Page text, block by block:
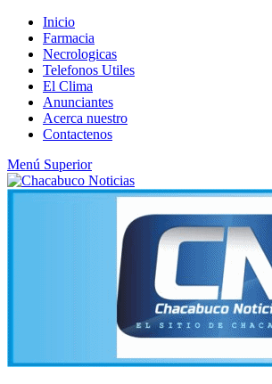
Saltar
contenido
Inicio
Farmacia
Necrologicas
Telefonos Utiles
El Clima
Anunciantes
Acerca nuestro
Contactenos
Menú Superior